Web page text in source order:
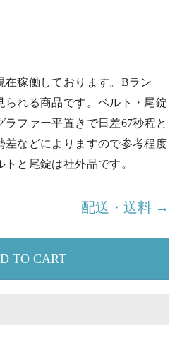
在稼働しております。Bラン
られる商品です。ベルト・尾錠
ファー平置きで日差67秒程と
差などによりますので参考程度
と尾錠は社外品です。
配送・送料 →
TO CART